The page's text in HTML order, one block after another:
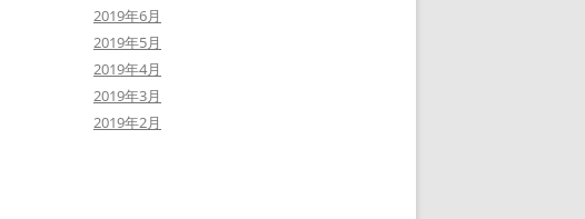
2019年6月
2019年5月
2019年4月
2019年3月
2019年2月